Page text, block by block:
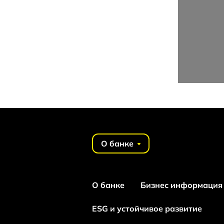
О банке
О банке Бизнес информация
ESG и устойчивое развитие